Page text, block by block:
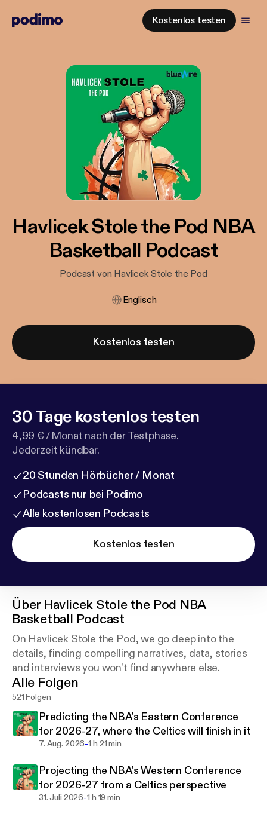
Kostenlos testen
Havlicek Stole the Pod NBA
Basketball Podcast
Podcast von Havlicek Stole the Pod
Englisch
Kostenlos testen
30 Tage kostenlos testen
4,99 € / Monat nach der Testphase.
Jederzeit kündbar.
20 Stunden Hörbücher / Monat
Podcasts nur bei Podimo
Alle kostenlosen Podcasts
Kostenlos testen
Über Havlicek Stole the Pod NBA
Basketball Podcast
On Havlicek Stole the Pod, we go deep into the
details, finding compelling narratives, data, stories
and interviews you won't find anywhere else.
Alle Folgen
521 Folgen
Predicting the NBA's Eastern Conference
for 2026-27, where the Celtics will finish in it
7. Aug. 2026-1 h 21 min
Projecting the NBA's Western Conference
for 2026-27 from a Celtics perspective
31. Juli 2026-1 h 19 min